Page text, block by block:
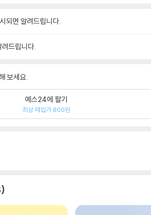
되면 알려드립니다.
드립니다.
보세요.
예스24에 팔기
최상 매입가 800원